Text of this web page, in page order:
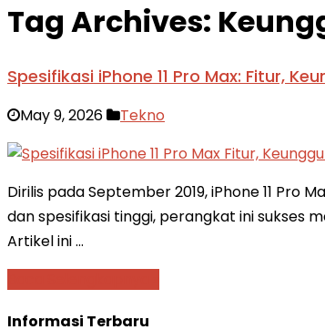
Tag Archives:
Spesifikasi iPhone 11 Pro Max: Fitur,
May 9, 2026 Tekno
Dirilis pada September 2019, iPhone 11
dan spesifikasi tinggi, perangkat ini sukses
Artikel ini …
Informasi Terbaru